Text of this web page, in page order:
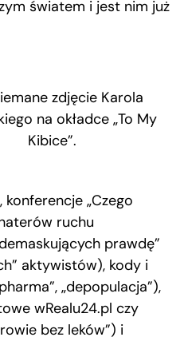
światem i jest nim już
zdjęcie Karola
na okładce „To My
Kibice”.
„Czego
ruchu
prawdę”
aktywistów), kody i
„depopulacja”),
wRealu24.pl czy
bez leków”) i